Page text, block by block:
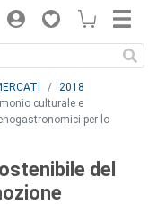
2018
culturale e
per lo
del